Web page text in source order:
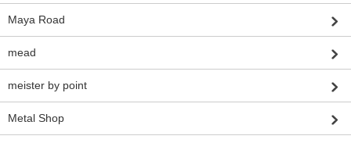
Maya Road
mead
meister by point
Metal Shop